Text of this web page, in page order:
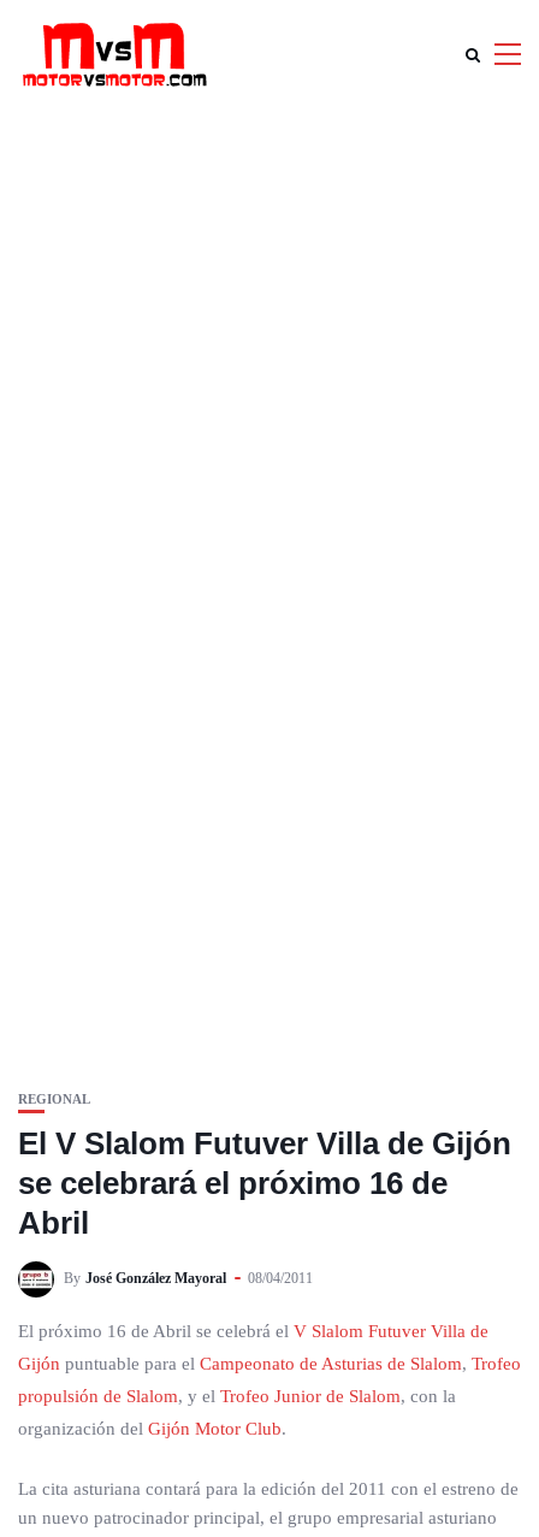
REGIONAL
El V Slalom Futuver Villa de Gijón
se celebrará el próximo 16 de
Abril
By José González Mayoral 08/04/2011
El próximo 16 de Abril se celebrá el V Slalom Futuver Villa de
Gijón puntuable para el Campeonato de Asturias de Slalom, Trofeo
propulsión de Slalom, y el Trofeo Junior de Slalom, con la
organización del Gijón Motor Club.
La cita asturiana contará para la edición del 2011 con el estreno de
un nuevo patrocinador principal, el grupo empresarial asturiano